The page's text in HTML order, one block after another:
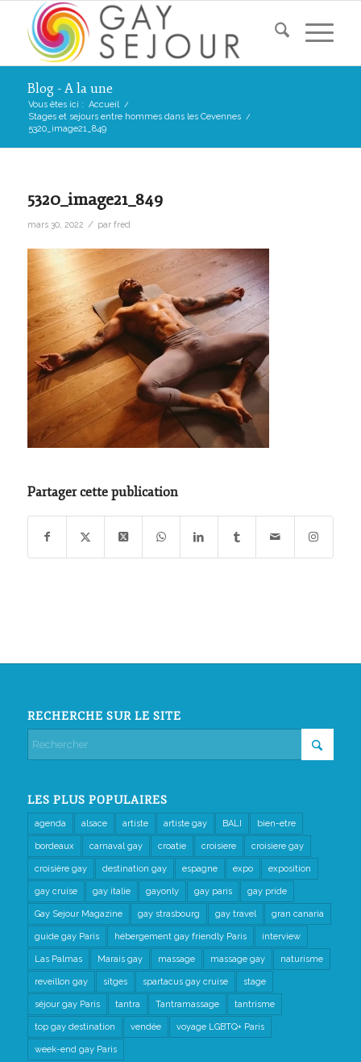
Blog - A la une
Vous êtes ici : Accueil /
Stages et sejours entre hommes dans les Cevennes /
5320_image21_849
5320_image21_849
mars 30, 2022 / par fred
Partager cette publication
RECHERCHE SUR LE SITE
LES PLUS POPULAIRES
agenda alsace artiste artiste gay BALI bien-etre
bordeaux carnaval gay croatie croisiere croisiere gay
croisière gay destination gay espagne expo exposition
gay cruise gay italie gayonly gay paris gay pride
Gay Sejour Magazine gay strasbourg gay travel gran canaria
guide gay Paris hébergement gay friendly Paris interview
Las Palmas Marais gay massage massage gay naturisme
reveillon gay sitges spartacus gay cruise stage
séjour gay Paris tantra Tantramassage tantrisme
top gay destination vendée voyage LGBTQ+ Paris
week-end gay Paris